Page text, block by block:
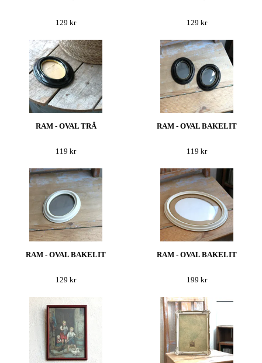
129 kr 129 kr
RAM - OVAL TRÄ
119 kr
RAM - OVAL BAKELIT
119 kr
RAM - OVAL BAKELIT
129 kr
RAM - OVAL BAKELIT
199 kr